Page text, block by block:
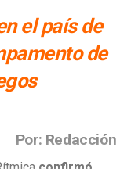
el país de
de
Por: Redacción